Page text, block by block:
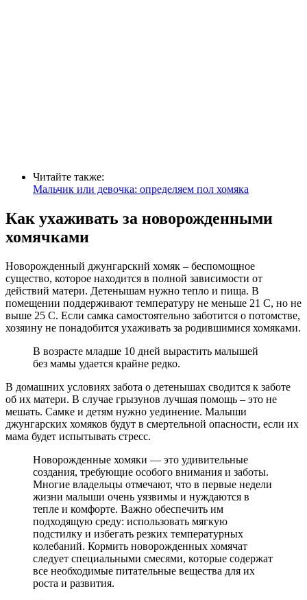
Читайте также:
Мальчик или девочка: определяем пол хомяка
Как ухаживать за новорожденными
хомячками
Новорожденный джунгарский хомяк – беспомощное
существо, которое находится в полной зависимости от
действий матери. Детенышам нужно тепло и пища. В
помещении поддерживают температуру не меньше 21 С, но не
выше 25 С. Если самка самостоятельно заботится о потомстве,
хозяину не понадобится ухаживать за родившимися хомяками.
В возрасте младше 10 дней вырастить малышей
без мамы удается крайне редко.
В домашних условиях забота о детенышах сводится к заботе
об их матери. В случае грызунов лучшая помощь – это не
мешать. Самке и детям нужно уединение. Малыши
джунгарских хомяков будут в смертельной опасности, если их
мама будет испытывать стресс.
Новорожденные хомяки — это удивительные
создания, требующие особого внимания и заботы.
Многие владельцы отмечают, что в первые недели
жизни малыши очень уязвимы и нуждаются в
тепле и комфорте. Важно обеспечить им
подходящую среду: использовать мягкую
подстилку и избегать резких температурных
колебаний. Кормить новорожденных хомячат
следует специальными смесями, которые содержат
все необходимые питательные вещества для их
роста и развития.